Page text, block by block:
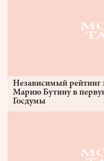
Независимый рейтинг
Марию Бутину в
Госдумы